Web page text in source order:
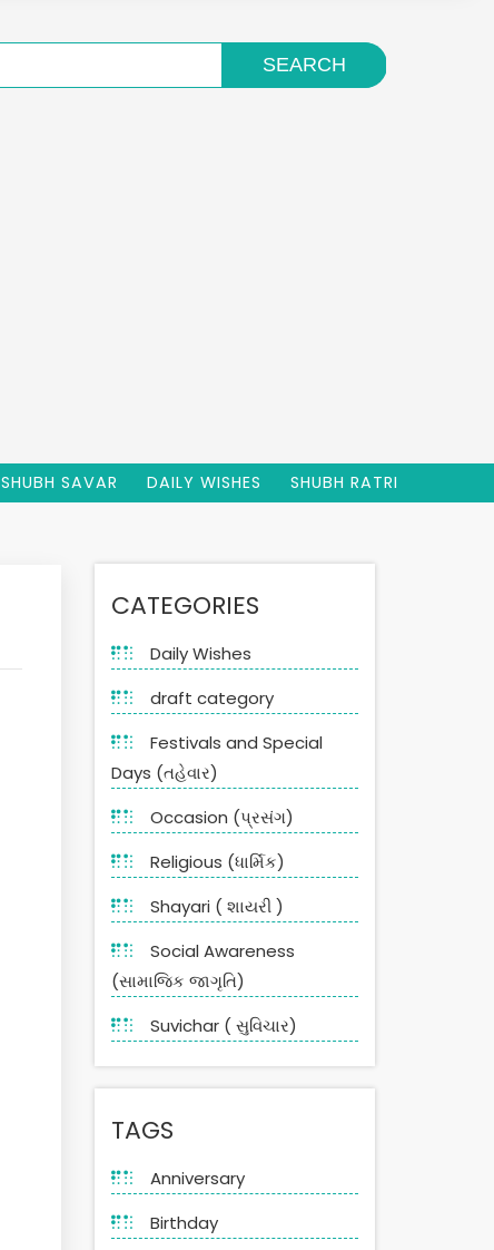
SHUBH SAVAR DAILY WISHES SHUBH RATRI
CATEGORIES
Daily Wishes
draft category
Festivals and Special
Days (તહેવાર)
Occasion (પ્રસંગ)
Religious (ધાર્મિક)
Shayari ( શાયરી )
Social Awareness
(સામાજિક જાગૃતિ)
Suvichar ( સુવિચાર)
TAGS
Anniversary
Birthday